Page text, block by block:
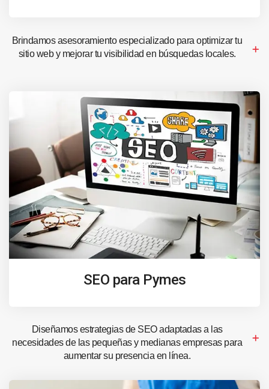
Brindamos asesoramiento especializado para optimizar tu
sitio web y mejorar tu visibilidad en búsquedas locales.
SEO para Pymes
Diseñamos estrategias de SEO adaptadas a las
necesidades de las pequeñas y medianas empresas para
aumentar su presencia en línea.